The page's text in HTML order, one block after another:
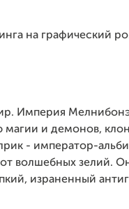
на графический
Империя
и демонов,
- император-
волшебных зелий.
израненный